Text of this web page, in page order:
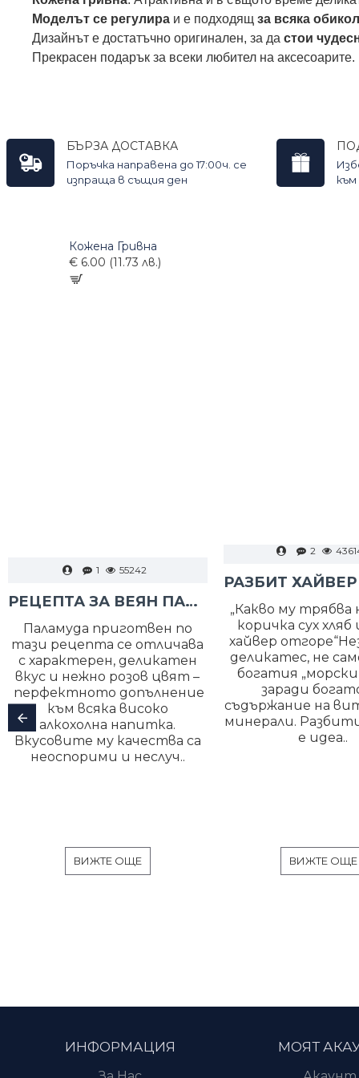
Моделът се регулира и е подходящ за всяка
Дизайнът е достатъчно оригинален, за да стои
Прекрасен подарък за всеки любител на аксесоарите.
БЪРЗА ДОСТАВКА
Поръчка направена до 17:00ч. се
изпраща в същия ден
Кожена Гривна
€ 6.00 (11.73 лв.)
1 55242
РЕЦЕПТА ЗА ВЕЯН ПАЛАМУД
Паламуда приготвен по
тази рецепта се отличава
с характерен, деликатен
вкус и нежно розов цвят –
перфектното допълнение
към всяка високо
алкохолна напитка.
Вкусовите му качества са
неоспорими и неслуч..
ВИЖТЕ ОЩЕ
2
„Какво му трябва
коричка сух хляб
хайвер
деликатес, не
богатия „морски
заради
съдържание на
минерали.
е идеа..
ВИЖТЕ ОЩЕ
ИНФОРМАЦИЯ МОЯТ